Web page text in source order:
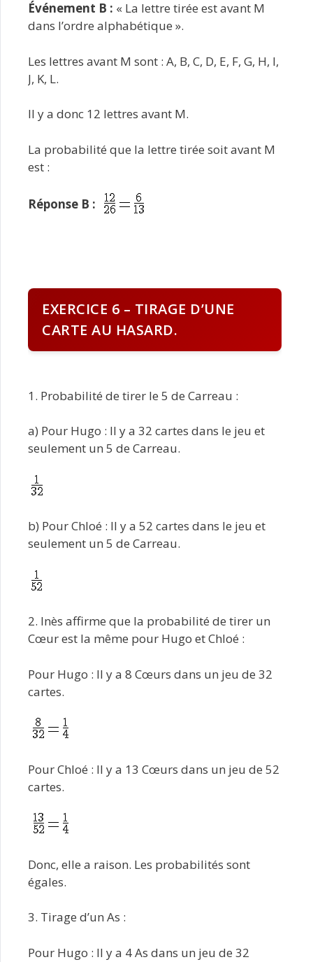
Événement B : « La lettre tirée est avant M
dans l’ordre alphabétique ».
Les lettres avant M sont : A, B, C, D, E, F, G, H, I,
J, K, L.
Il y a donc 12 lettres avant M.
La probabilité que la lettre tirée soit avant M
est :
Réponse B :
EXERCICE 6 – TIRAGE D’UNE
CARTE AU HASARD.
1. Probabilité de tirer le 5 de Carreau :
a) Pour Hugo : Il y a 32 cartes dans le jeu et
seulement un 5 de Carreau.
b) Pour Chloé : Il y a 52 cartes dans le jeu et
seulement un 5 de Carreau.
2. Inès affirme que la probabilité de tirer un
Cœur est la même pour Hugo et Chloé :
Pour Hugo : Il y a 8 Cœurs dans un jeu de 32
cartes.
Pour Chloé : Il y a 13 Cœurs dans un jeu de 52
cartes.
Donc, elle a raison. Les probabilités sont
égales.
3. Tirage d’un As :
Pour Hugo : Il y a 4 As dans un jeu de 32